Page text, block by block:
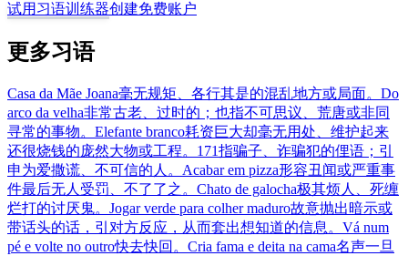
试用习语训练器创建免费账户
更多习语
Casa da Mãe Joana毫无规矩、各行其是的混乱地方或局面。 Do
arco da velha非常古老、过时的；也指不可思议、荒唐或非同
寻常的事物。 Elefante branco耗资巨大却毫无用处、维护起来
还很烧钱的庞然大物或工程。 171指骗子、诈骗犯的俚语；引
申为爱撒谎、不可信的人。 Acabar em pizza形容丑闻或严重事
件最后无人受罚、不了了之。 Chato de galocha极其烦人、死缠
烂打的讨厌鬼。 Jogar verde para colher maduro故意抛出暗示或
带话头的话，引对方反应，从而套出想知道的信息。 Vá num
pé e volte no outro快去快回。 Cria fama e deita na cama名声一旦